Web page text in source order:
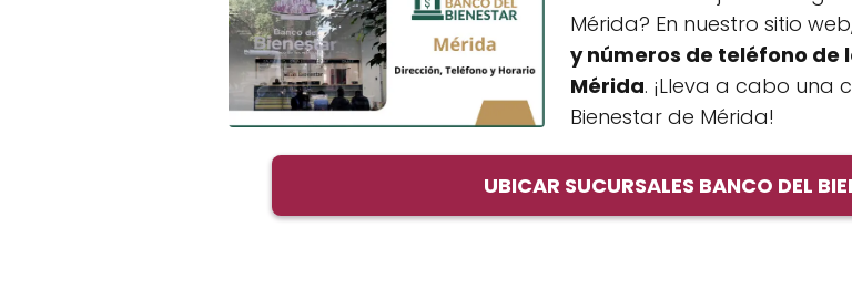
Mérida? En nuestro sitio
y números de teléfono de
Mérida. ¡Lleva a cabo una
Bienestar de Mérida!
UBICAR SUCURSALES BANCO DEL